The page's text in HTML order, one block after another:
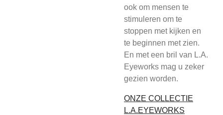
ook om mensen te
stimuleren om te
stoppen met kijken en
te beginnen met zien.
En met een bril van L.A.
Eyeworks mag u zeker
gezien worden.
ONZE COLLECTIE
L.A.EYEWORKS